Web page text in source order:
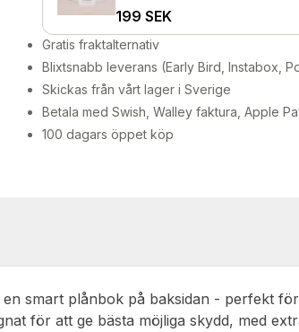
199 SEK
Gratis fraktalternativ
Blixtsnabb leverans (Early Bird, Instabox,
Skickas från vårt lager i Sverige
Betala med Swish, Walley faktura, Apple
100 dagars öppet köp
smart plånbok på baksidan - perfekt
för att ge bästa möjliga skydd, med